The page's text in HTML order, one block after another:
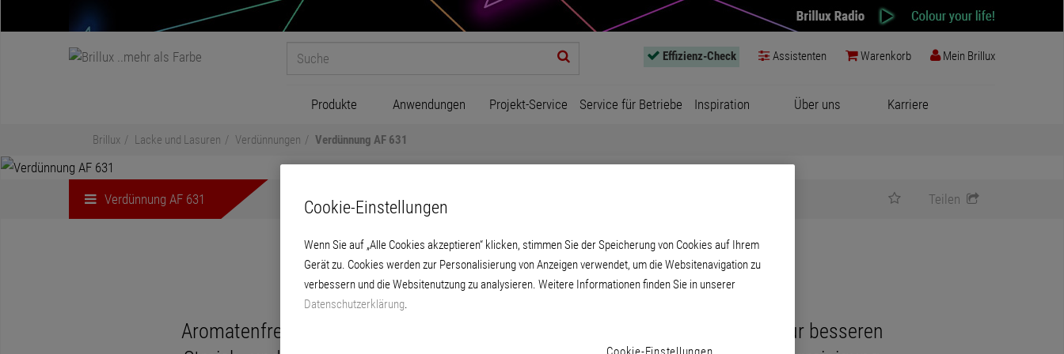
Effizienz-Check Assistenten Warenkorb Mein Brillux
Produkte Anwendungen Projekt-Service Service für Betriebe Inspiration Über uns Karriere
Brillux Lacke und Lasuren Verdünnungen Verdünnung AF 631
Verdünnung AF 631 Teilen
Verdünnung AF 631
Aromatenfreies, geruchsmildes Lösemittel für die Konsistenz-Regulierung zur besseren
Cookie-Einstellungen
Wenn Sie auf „Alle Cookies akzeptieren“ klicken, stimmen Sie der Speicherung von Cookies auf Ihrem
Gerät zu. Cookies werden zur Personalisierung von Anzeigen verwendet, um die Websitenavigation zu
verbessern und die Websitenutzung zu analysieren. Weitere Informationen finden Sie in unserer
Datenschutzerklärung.